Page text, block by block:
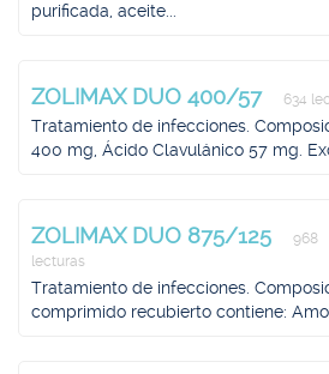
purificada, aceite...
ZOLIMAX DUO 400/57 634
Tratamiento de infecciones.
400 mg, Ácido Clavulánico 57 mg.
ZOLIMAX DUO 875/125
968
lecturas
Tratamiento de infecciones.
comprimido recubierto contiene: